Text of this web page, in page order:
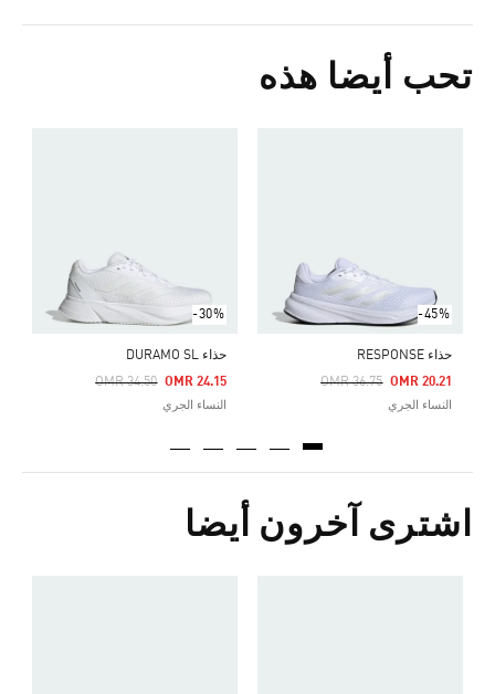
تحب أيضا هذه
-45%
حذاء RESPONSE
Price Reduced From
OMR 36.75
To OMR 20.21
النساء الجري
-30%
حذاء DURAMO SL
Price Reduced From
OMR 34.50
To OMR 24.15
النساء الجري
اشترى آخرون أيضا